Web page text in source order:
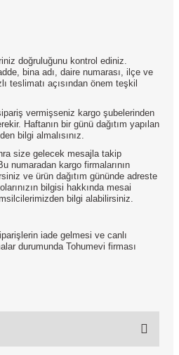
doğruluğunu kontrol ediniz.
bina adı, daire numarası, ilçe ve
teslimatı açısından önem teşkil
vermişseniz kargo şubelerinden
Haftanın bir günü dağıtım yapılan
bilgi almalısınız.
size gelecek mesajla takip
numaradan kargo firmalarının
ve ürün dağıtım gününde adreste
bilgisi hakkında mesai
bilgi alabilirsiniz.
iade gelmesi ve canlı
durumunda Tohumevi firması